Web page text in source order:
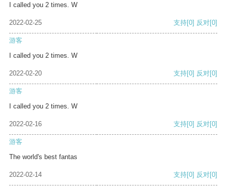
I called you 2 times. W
2022-02-25 支持[0] 反对[0]
游客
I called you 2 times. W
2022-02-20 支持[0] 反对[0]
游客
I called you 2 times. W
2022-02-16 支持[0] 反对[0]
游客
The world's best fantas
2022-02-14 支持[0] 反对[0]